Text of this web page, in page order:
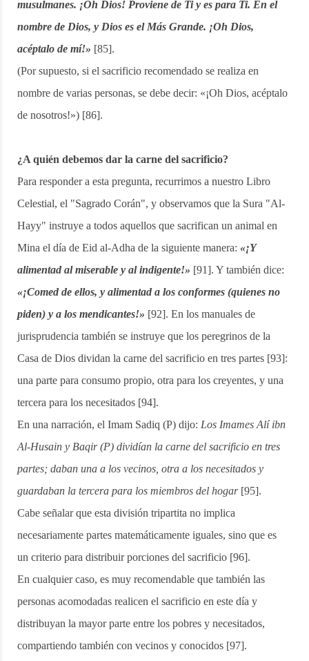
musulmanes. ¡Oh Dios! Proviene de Ti y es para Ti. En el
nombre de Dios, y Dios es el Más Grande. ¡Oh Dios,
acéptalo de mí!» [85].
(Por supuesto, si el sacrificio recomendado se realiza en
nombre de varias personas, se debe decir: «¡Oh Dios, acéptalo
de nosotros!») [86].
¿A quién debemos dar la carne del sacrificio?
Para responder a esta pregunta, recurrimos a nuestro Libro
Celestial, el "Sagrado Corán", y observamos que la Sura "Al-
Hayy" instruye a todos aquellos que sacrifican un animal en
Mina el día de Eid al-Adha de la siguiente manera: «¡Y
alimentad al miserable y al indigente!» [91]. Y también dice:
«¡Comed de ellos, y alimentad a los conformes (quienes no
piden) y a los mendicantes!» [92]. En los manuales de
jurisprudencia también se instruye que los peregrinos de la
Casa de Dios dividan la carne del sacrificio en tres partes [93]:
una parte para consumo propio, otra para los creyentes, y una
tercera para los necesitados [94].
En una narración, el Imam Sadiq (P) dijo: Los Imames Alí ibn
Al-Husain y Baqir (P) dividían la carne del sacrificio en tres
partes; daban una a los vecinos, otra a los necesitados y
guardaban la tercera para los miembros del hogar [95].
Cabe señalar que esta división tripartita no implica
necesariamente partes matemáticamente iguales, sino que es
un criterio para distribuir porciones del sacrificio [96].
En cualquier caso, es muy recomendable que también las
personas acomodadas realicen el sacrificio en este día y
distribuyan la mayor parte entre los pobres y necesitados,
compartiendo también con vecinos y conocidos [97].